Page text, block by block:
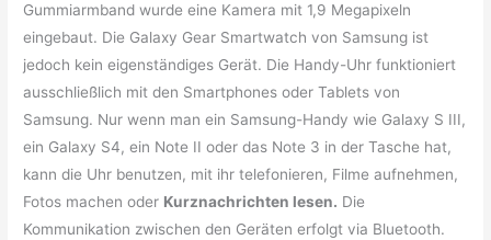
Gummiarmband wurde eine Kamera mit 1,9 Megapixeln
eingebaut. Die Galaxy Gear Smartwatch von Samsung ist
jedoch kein eigenständiges Gerät. Die Handy-Uhr funktioniert
ausschließlich mit den Smartphones oder Tablets von
Samsung. Nur wenn man ein Samsung-Handy wie Galaxy S III,
ein Galaxy S4, ein Note II oder das Note 3 in der Tasche hat,
kann die Uhr benutzen, mit ihr telefonieren, Filme aufnehmen,
Fotos machen oder Kurznachrichten lesen. Die
Kommunikation zwischen den Geräten erfolgt via Bluetooth.